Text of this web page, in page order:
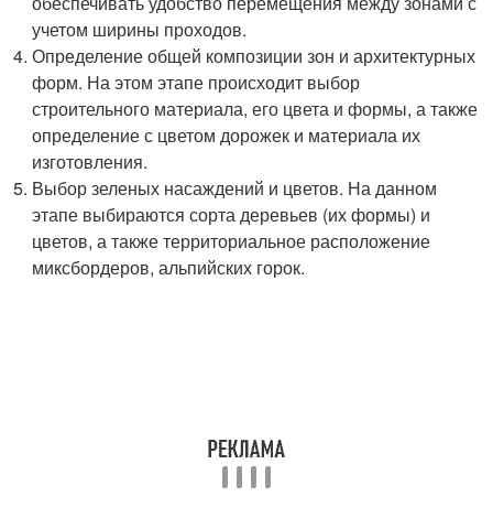
учетом ширины проходов.
Определение общей композиции зон и архитектурных
форм. На этом этапе происходит выбор
строительного материала, его цвета и формы, а также
определение с цветом дорожек и материала их
изготовления.
Выбор зеленых насаждений и цветов. На данном
этапе выбираются сорта деревьев (их формы) и
цветов, а также территориальное расположение
миксбордеров, альпийских горок.